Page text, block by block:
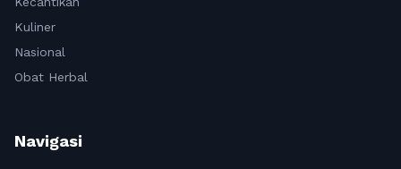
Kuliner
Nasional
Obat Herbal
Navigasi